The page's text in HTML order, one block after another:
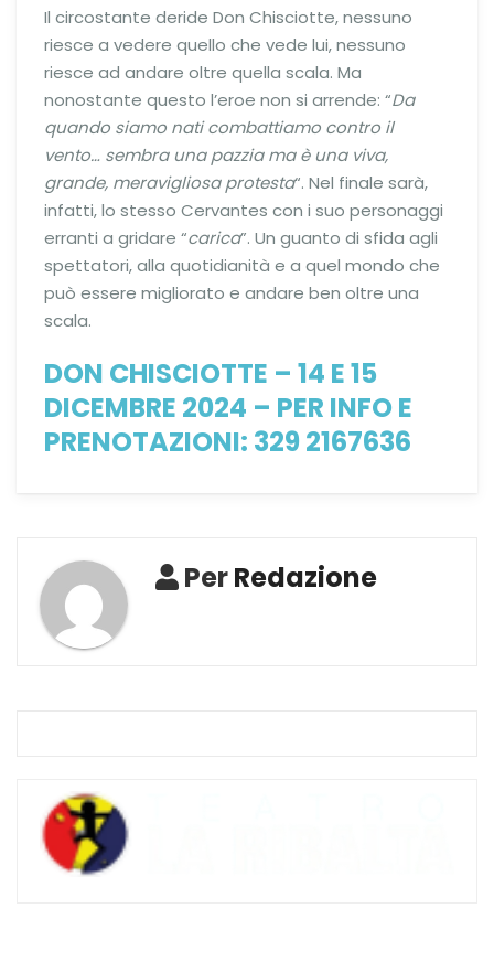
Il circostante deride Don Chisciotte, nessuno
riesce a vedere quello che vede lui, nessuno
riesce ad andare oltre quella scala. Ma
nonostante questo l’eroe non si arrende: “Da
quando siamo nati combattiamo contro il
vento… sembra una pazzia ma è una viva,
grande, meravigliosa protesta“. Nel finale sarà,
infatti, lo stesso Cervantes con i suo personaggi
erranti a gridare “carica”. Un guanto di sfida agli
spettatori, alla quotidianità e a quel mondo che
può essere migliorato e andare ben oltre una
scala.
DON CHISCIOTTE – 14 E 15
DICEMBRE 2024 – PER INFO E
PRENOTAZIONI: 329 2167636
PerRedazione